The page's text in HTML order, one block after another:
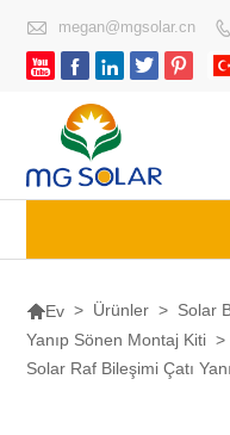
 megan@mgsolar.cn 
    
Ev > Ürünler > Solar
Yanıp Sönen Montaj Kiti >
Solar Raf Bileşimi Çatı